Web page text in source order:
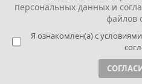
дни его похорон
домохозяек, кончая
Жуковым (а ведь
командовать). Разве
персональных данных и
файлов
Я ознакомлен(а) с